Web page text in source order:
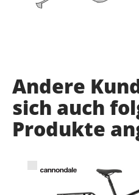
Andere
sich auch
Produkte